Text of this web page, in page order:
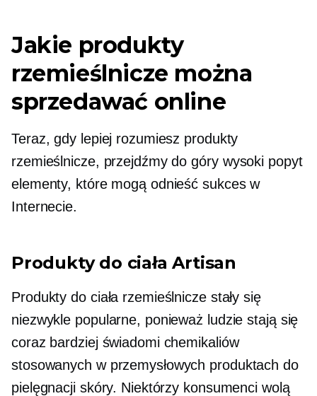
Jakie produkty
rzemieślnicze można
sprzedawać online
Teraz, gdy lepiej rozumiesz produkty
rzemieślnicze, przejdźmy do góry wysoki popyt
elementy, które mogą odnieść sukces w
Internecie.
Produkty do ciała Artisan
Produkty do ciała rzemieślnicze stały się
niezwykle popularne, ponieważ ludzie stają się
coraz bardziej świadomi chemikaliów
stosowanych w przemysłowych produktach do
pielęgnacji skóry. Niektórzy konsumenci wolą